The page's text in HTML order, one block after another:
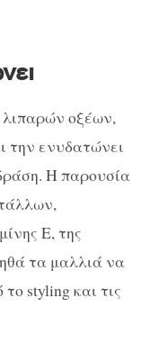
οξέων,
την ενυδατώνει
Η παρουσία
Ε, της
τα μαλλιά να
styling και τις